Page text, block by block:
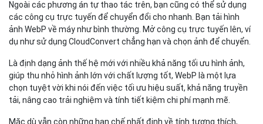
Ngoài các phương án tự thao tác trên, bạn cũng có thể sử dụng
các công cụ trực tuyến để chuyển đổi cho nhanh. Bạn tải hình
ảnh WebP về máy như bình thường. Mở công cụ trực tuyến lên, ví
dụ như sử dụng CloudConvert chẳng hạn và chọn ảnh để chuyển.
Là định dạng ảnh thế hệ mới với nhiều khả năng tối ưu hình ảnh,
giúp thu nhỏ hình ảnh lớn với chất lượng tốt, WebP là một lựa
chọn tuyệt vời khi nói đến việc tối ưu hiệu suất, khả năng truyền
tải, nâng cao trải nghiệm và tính tiết kiệm chi phí mạnh mẽ.
Mặc dù vẫn còn những hạn chế nhất định về tính tương thích,